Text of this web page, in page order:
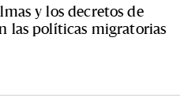
y los decretos de
las políticas migratorias